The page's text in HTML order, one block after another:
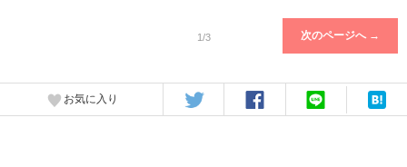
1/3 次のページへ →
お気に入り